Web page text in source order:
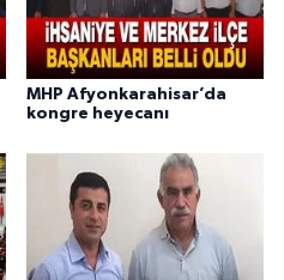
MHP Afyonkarahisar’da
kongre heyecanı